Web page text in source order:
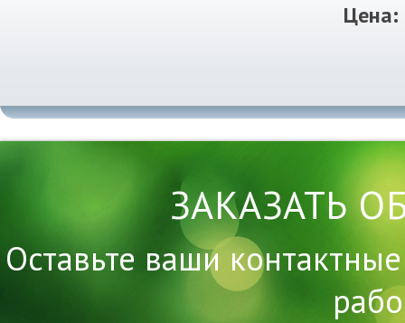
Цена:
ЗАКАЗАТЬ
Оставьте ваши